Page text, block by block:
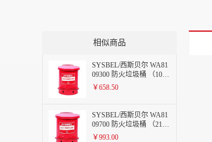
相似商品
SYSBEL/西斯贝尔 WA81
09300 防火垃圾桶 （10Ga
l/37.8L) 红
￥658.50
SYSBEL/西斯贝尔 WA81
09700 防火垃圾桶 （21Ga
l/79.3L)红
￥993.00